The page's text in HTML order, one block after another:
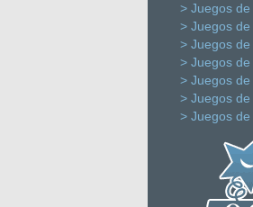
> Juegos de
> Juegos de
> Juegos de
> Juegos de
> Juegos de
> Juegos de
> Juegos de